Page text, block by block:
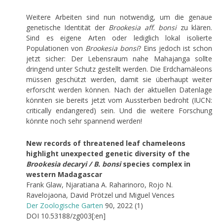
Weitere Arbeiten sind nun notwendig, um die genaue
genetische Identität der Brookesia aff. bonsizu klären.
Sind es eigene Arten oder lediglich lokal isolierte
Populationen von Brookesia bonsi? Eins jedoch ist schon
jetzt sicher: Der Lebensraum nahe Mahajanga sollte
dringend unter Schutz gestellt werden. Die Erdchamäleons
müssen geschützt werden, damit sie überhaupt weiter
erforscht werden können. Nach der aktuellen Datenlage
könnten sie bereits jetzt vom Aussterben bedroht (IUCN:
critically endangered) sein. Und die weitere Forschung
könnte noch sehr spannend werden!
New records of threatened leaf chameleons
highlight unexpected genetic diversity of the
Brookesia decaryi / B. bonsispecies complex in
western Madagascar
Frank Glaw, Njaratiana A. Raharinoro, Rojo N.
Ravelojaona, David Prötzel und Miguel Vences
Der Zoologische Garten 90, 2022 (1)
DOI 10.53188/zg003[:en]